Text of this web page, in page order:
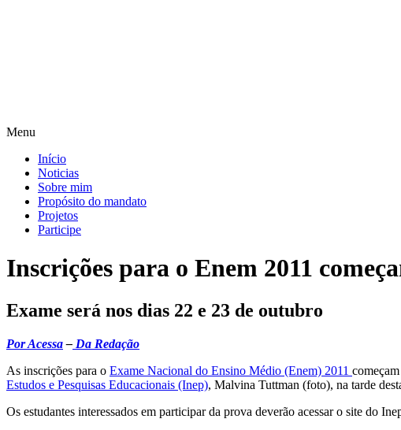
Menu
Início
Noticias
Sobre mim
Propósito do mandato
Projetos
Participe
Inscrições para o Enem 2011
Exame será nos dias 22 e 23 de outubro
Por Acessa– Da Redação
As inscrições para o Exame Nacional do Ensino Médio (Enem) 2011
Estudos e Pesquisas Educacionais (Inep), Malvina Tuttman (foto), na tarde
Os estudantes interessados em participar da prova deverão acessar o site do